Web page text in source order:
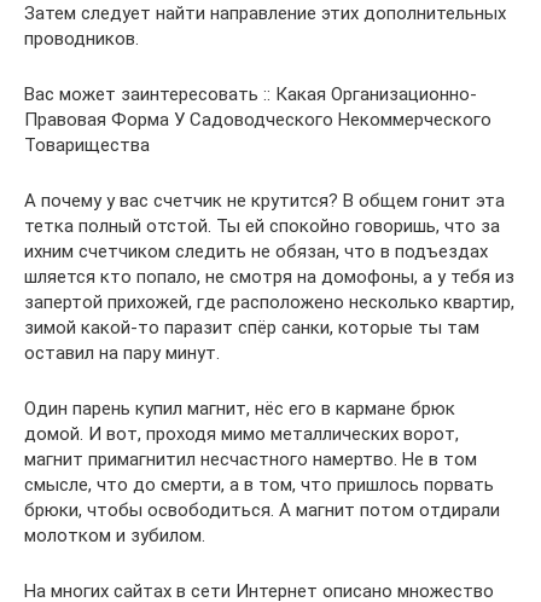
Затем следует найти направление этих дополнительных
проводников.
Вас может заинтересовать :: Какая Организационно-
Правовая Форма У Садоводческого Некоммерческого
Товарищества
А почему у вас счетчик не крутится? В общем гонит эта
тетка полный отстой. Ты ей спокойно говоришь, что за
ихним счетчиком следить не обязан, что в подъездах
шляется кто попало, не смотря на домофоны, а у тебя из
запертой прихожей, где расположено несколько квартир,
зимой какой-то паразит спёр санки, которые ты там
оставил на пару минут.
Один парень купил магнит, нёс его в кармане брюк
домой. И вот, проходя мимо металлических ворот,
магнит примагнитил несчастного намертво. Не в том
смысле, что до смерти, а в том, что пришлось порвать
брюки, чтобы освободиться. А магнит потом отдирали
молотком и зубилом.
На многих сайтах в сети Интернет описано множество